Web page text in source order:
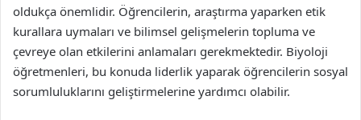
oldukça önemlidir. Öğrencilerin, araştırma yaparken etik
kurallara uymaları ve bilimsel gelişmelerin topluma ve
çevreye olan etkilerini anlamaları gerekmektedir. Biyoloji
öğretmenleri, bu konuda liderlik yaparak öğrencilerin sosyal
sorumluluklarını geliştirmelerine yardımcı olabilir.